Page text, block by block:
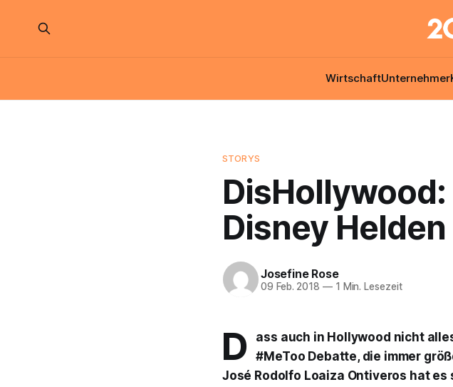
WirtschaftUnternehmer
STORYS
Disney
Josefine Rose
09 Feb. 2018 —1 Min. Lesezeit
D
ass auch in Hollywood nicht
#MeToo Debatte, die immer
José Rodolfo Loaiza Ontiveros hat es